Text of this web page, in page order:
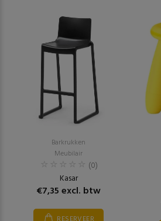
Barkrukken
Meubilair
(0)
Kasar
€7,35 excl. btw